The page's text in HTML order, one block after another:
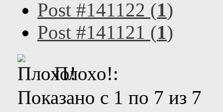
Post #141122 (1)
Post #141121 (1)
Плохо!:
Показано с 1 по 7 из 7